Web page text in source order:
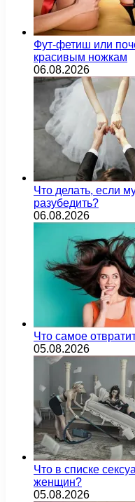
Фут-фетиш или
красивым ножкам
06.08.2026
Что делать, если
разубедить?
06.08.2026
Что самое
05.08.2026
Что в списке
женщин?
05.08.2026